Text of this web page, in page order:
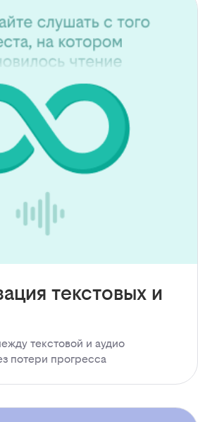
текстовых и
текстовой и аудио
потери прогресса